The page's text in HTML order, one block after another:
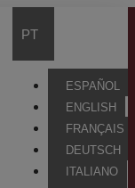
PT
ESPAÑOL
ENGLISH
FRANÇAIS
DEUTSCH
ITALIANO